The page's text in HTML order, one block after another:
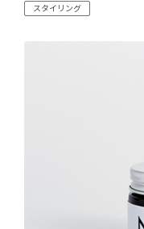
スタイリング